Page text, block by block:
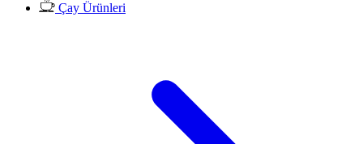
Çay Ürünleri